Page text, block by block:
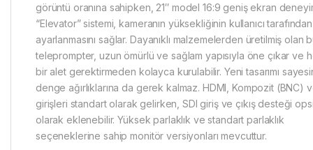
görüntü oranına sahipken, 21″ model 16:9 geniş ekran
“Elevator” sistemi, kameranın yüksekliğinin kullanıcı
ayarlanmasını sağlar. Dayanıklı malzemelerden üretilmiş olan
teleprompter, uzun ömürlü ve sağlam yapısıyla öne çıkar ve
bir alet gerektirmeden kolayca kurulabilir. Yeni tasarımı
denge ağırlıklarına da gerek kalmaz. HDMI, Kompozit (BNC)
girişleri standart olarak gelirken, SDI giriş ve çıkış desteği
olarak eklenebilir. Yüksek parlaklık ve standart parlaklık
seçeneklerine sahip monitör versiyonları mevcuttur.